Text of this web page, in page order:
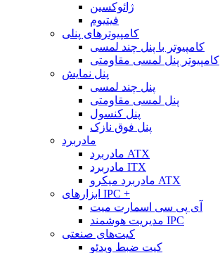
ژائوکسین
فیتیوم
کامپیوترهای پنلی
کامپیوتر با پنل چند لمسی
کامپیوتر پنل لمسی مقاومتی
پنل نمایش
پنل چند لمسی
پنل لمسی مقاومتی
پنل کنسول
پنل فوق نازک
مادربرد
مادربرد ATX
مادربرد ITX
مادربرد میکرو ATX
ابزارهای IPC +
آی پی سی اسمارت میت
مدیریت هوشمند IPC
کیت‌های صنعتی
کیت ضبط ویدئو